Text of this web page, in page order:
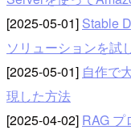
[2025-05-01] Stable
ソリューションを試
[2025-05-01] 自作で
現した方法
[2025-04-02] RAG プ